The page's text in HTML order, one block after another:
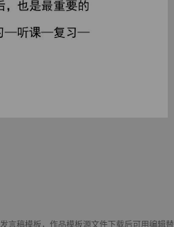
发言稿模板，作品模板源文件下载后可用编辑替